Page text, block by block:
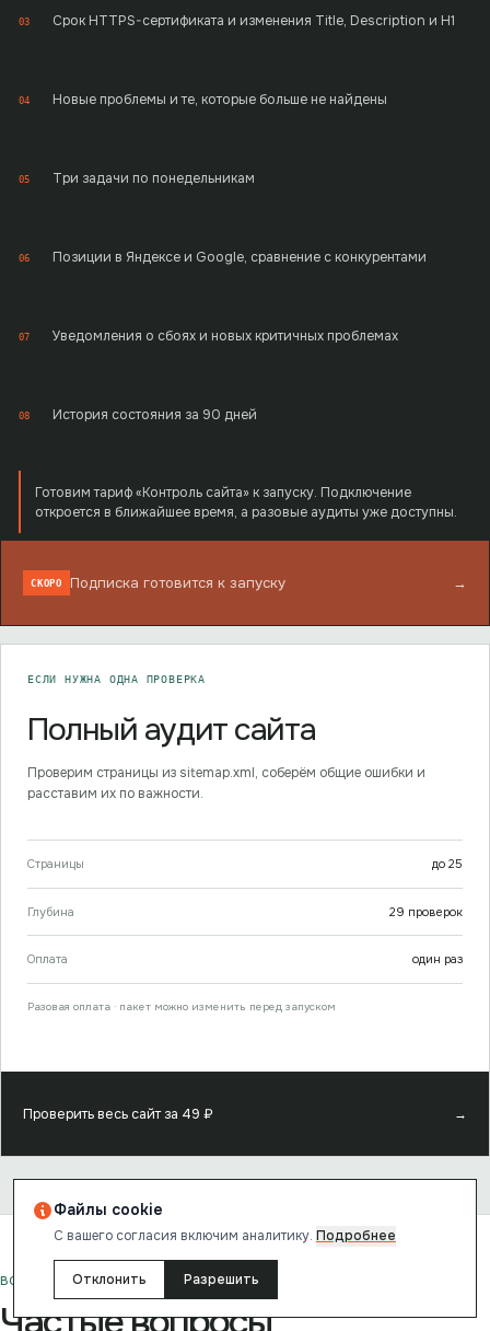
03 Срок HTTPS-сертификата и изменения Title, Description и H1
04 Новые проблемы и те, которые больше не найдены
05 Три задачи по понедельникам
06 Позиции в Яндексе и Google, сравнение с конкурентами
07 Уведомления о сбоях и новых критичных проблемах
08 История состояния за 90 дней
Готовим тариф «Контроль сайта» к запуску. Подключение
откроется в ближайшее время, а разовые аудиты уже доступны.
СКОРО Подписка готовится к запуску →
ЕСЛИ НУЖНА ОДНА ПРОВЕРКА
Полный аудит сайта
Проверим страницы из sitemap.xml, соберём общие ошибки и
расставим их по важности.
Страницы до 25
Глубина 29 проверок
Оплата один раз
Разовая оплата · пакет можно изменить перед запуском
Проверить весь сайт за 49 ₽ →
ВОПРОСЫ И ОТВЕТЫ
Файлы cookie
С вашего согласия включим аналитику. Подробнее
Отклонить Разрешить